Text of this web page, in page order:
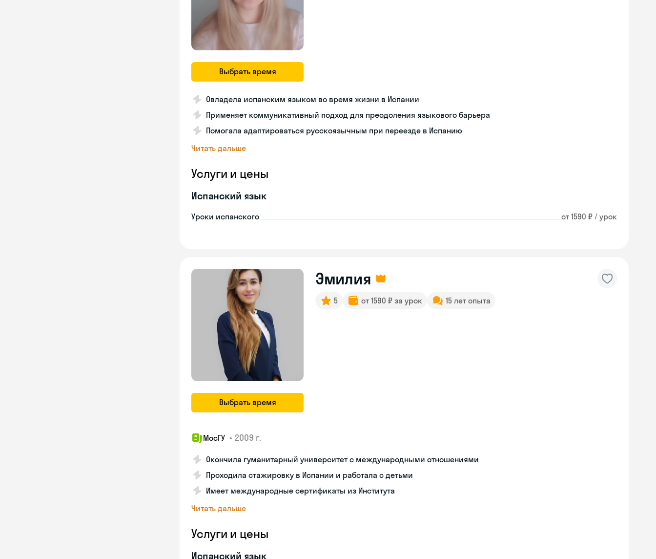
Выбрать время
Овладела испанским языком во время жизни в Испании
Применяет коммуникативный подход для преодоления языкового барьера
Помогала адаптироваться русскоязычным при переезде в Испанию
Читать дальше
Услуги и цены
Испанский язык
Уроки испанского от 1590 ₽ / урок
Выбрать время
Эмилия
5 от 1590 ₽ за урок 15 лет опыта
МосГУ • 2009 г.
Окончила гуманитарный университет с международными отношениями
Проходила стажировку в Испании и работала с детьми
Имеет международные сертификаты из Института
Читать дальше
Услуги и цены
Испанский язык